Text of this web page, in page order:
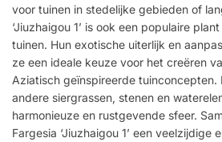
voor tuinen in stedelijke gebieden of
‘Jiuzhaigou 1’ is ook een populaire
tuinen. Hun exotische uiterlijk en
ze een ideale keuze voor het creëren
Aziatisch geïnspireerde tuinconcepten.
andere siergrassen, stenen en
harmonieuze en rustgevende sfeer.
Fargesia ‘Jiuzhaigou 1’ een veelzijdige